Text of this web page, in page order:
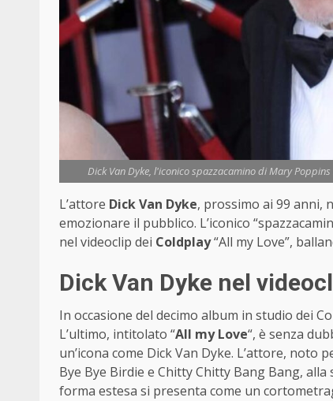
Dick Van Dyke, l'iconico spazzacamino di Mary
L’attore Dick Van Dyke, prossimo ai 99 anni,
emozionare il pubblico. L’iconico
nel videoclip dei Coldplay“All my Love”,
Dick Van Dyke nel
In occasione del decimo album in studio dei
L’ultimo, intitolato “All my Love“, è senza
un’icona come Dick Van Dyke. L’attore, noto
Bye Bye Birdie e Chitty Chitty Bang Bang,
forma estesa si presenta come un